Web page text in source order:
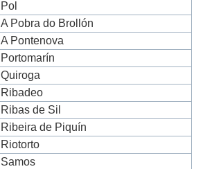
Pol
A Pobra do Brollón
A Pontenova
Portomarín
Quiroga
Ribadeo
Ribas de Sil
Ribeira de Piquín
Riotorto
Samos